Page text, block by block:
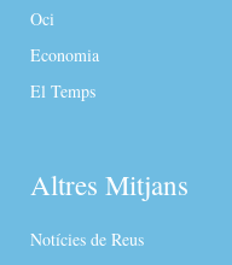
Oci
Economia
El Temps
Altres Mitjans
Notícies de Reus